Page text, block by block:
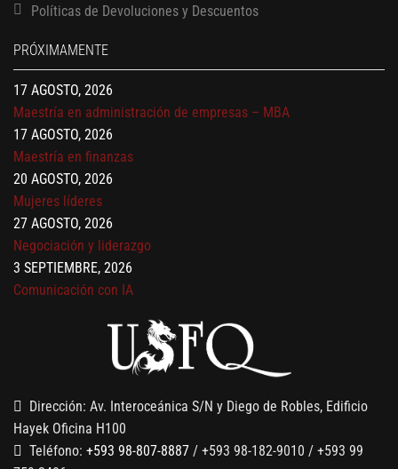
Políticas de Devoluciones y Descuentos
PRÓXIMAMENTE
Finanzas para no financieros
Gerencia de empresas familiares
Maestría en administración de empresas – MBA
17 AGOSTO, 2026
Maestría en finanzas
20 AGOSTO, 2026
Mujeres líderes
27 AGOSTO, 2026
Negociación y liderazgo
3 SEPTIEMBRE, 2026
Comunicación con IA
7 SEPTIEMBRE, 2026
Gobernanza de datos
Finanzas para no financieros
Dirección: Av. Interoceánica S/N y Diego de Robles, Edificio
Hayek Oficina H100
Teléfono: +593 98-807-8887 / +593 98-182-9010 / +593 99